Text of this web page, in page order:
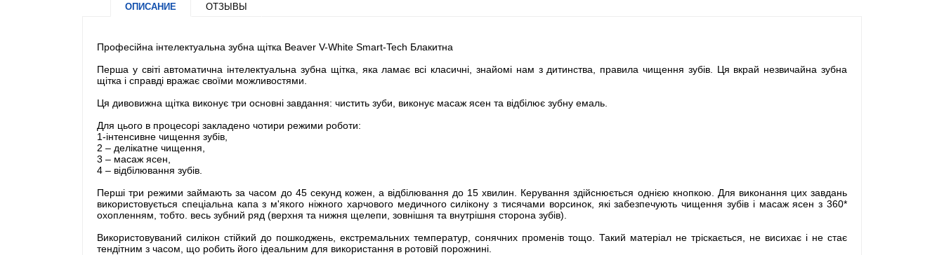
ОПИСАНИЕ ОТЗЫВЫ
Професійна інтелектуальна зубна щітка Beaver V-White Smart-Tech Блакитна
Перша у світі автоматична інтелектуальна зубна щітка, яка ламає всі класичні, знайомі нам з дитинства, правила чищення зубів. Ця вкрай незвичайна зубна
щітка і справді вражає своїми можливостями.
Ця дивовижна щітка виконує три основні завдання: чистить зуби, виконує масаж ясен та відбілює зубну емаль.
Для цього в процесорі закладено чотири режими роботи:
1-інтенсивне чищення зубів,
2 – делікатне чищення,
3 – масаж ясен,
4 – відбілювання зубів.
Перші три режими займають за часом до 45 секунд кожен, а відбілювання до 15 хвилин. Керування здійснюється однією кнопкою. Для виконання цих завдань
використовується спеціальна капа з м'якого ніжного харчового медичного силікону з тисячами ворсинок, які забезпечують чищення зубів і масаж ясен з 360*
охопленням, тобто. весь зубний ряд (верхня та нижня щелепи, зовнішня та внутрішня сторона зубів).
Використовуваний силікон стійкий до пошкоджень, екстремальних температур, сонячних променів тощо. Такий матеріал не тріскається, не висихає і не стає
тендітним з часом, що робить його ідеальним для використання в ротовій порожнині.